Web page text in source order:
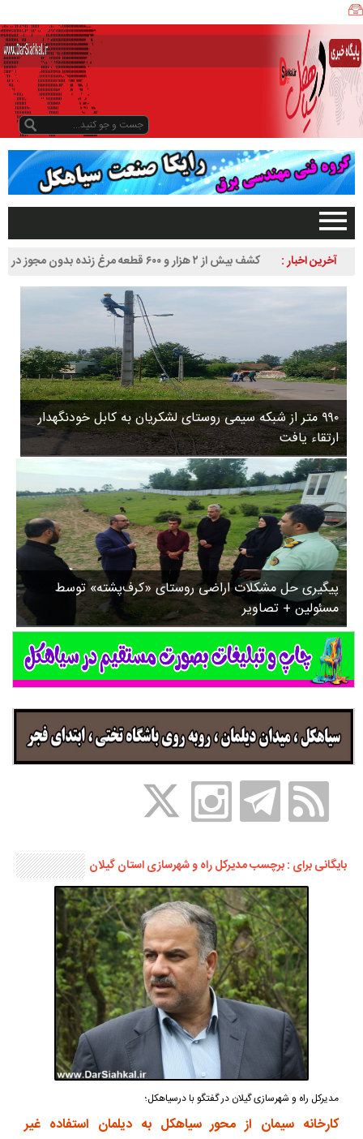
صفحه اصلی
دیلمان
روستاها
ورزشی
سیاسی
چندرسانه ای
مسیر گردشگری دیلمان
درباره ما
آخرین اخبار :
کشف بیش از ۲ هزار و ۶۰۰ قطعه مرغ زنده بدون مجوز در
سیاهکل
۹۹۰ متر از شبکه سیمی روستای لشکریان به کابل خودنگهدار
ارتقاء یافت
پیگیری حل مشکلات اراضی روستای «کرف‌پشته» توسط
مسئولین + تصاویر
ا
ه
ک
ل
ز
ب
و
د
و
د
س
۱
۳
۵
۸
ب
ا
ز
ن
ش
س
ت
ش
د
.
بایگانی برای : برچسب مدیرکل راه و شهرسازی استان گیلان
مدیرکل راه و شهرسازی گیلان در گفتگو با درسیاهکل؛
کارخانه سیمان از محور سیاهکل به دیلمان استفاده غیر